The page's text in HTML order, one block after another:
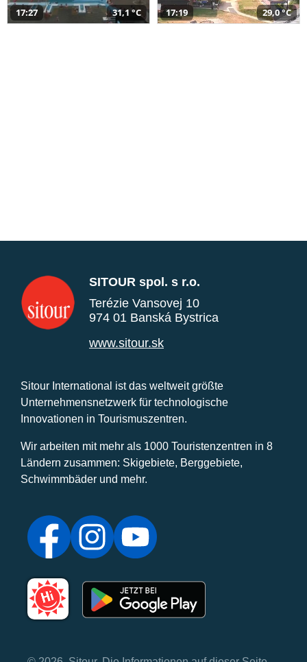
17:27 31,1 °C 17:19 29,0 °C
SITOUR spol. s r.o.
Terézie Vansovej 10
974 01 Banská Bystrica
www.sitour.sk
Sitour International ist das weltweit größte
Unternehmensnetzwerk für technologische
Innovationen in Tourismuszentren.
Wir arbeiten mit mehr als 1000 Touristenzentren in 8
Ländern zusammen: Skigebiete, Berggebiete,
Schwimmbäder und mehr.